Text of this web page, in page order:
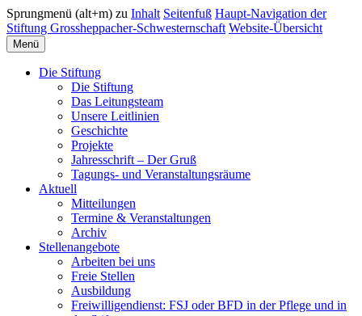
Sprungmenü (alt+m) zu Inhalt Seitenfuß Haupt-Navigation der
Stiftung Grossheppacher-Schwesternschaft Website-Übersicht
Menü
Die Stiftung
Die Stiftung
Das Leitungsteam
Unsere Leitlinien
Geschichte
Projekte
Jahresschrift – Der Gruß
Tagungs- und Veranstaltungsräume
Aktuell
Mitteilungen
Termine & Veranstaltungen
Archiv
Stellenangebote
Arbeiten bei uns
Freie Stellen
Ausbildung
Freiwilligendienst: FSJ oder BFD in der Pflege und in